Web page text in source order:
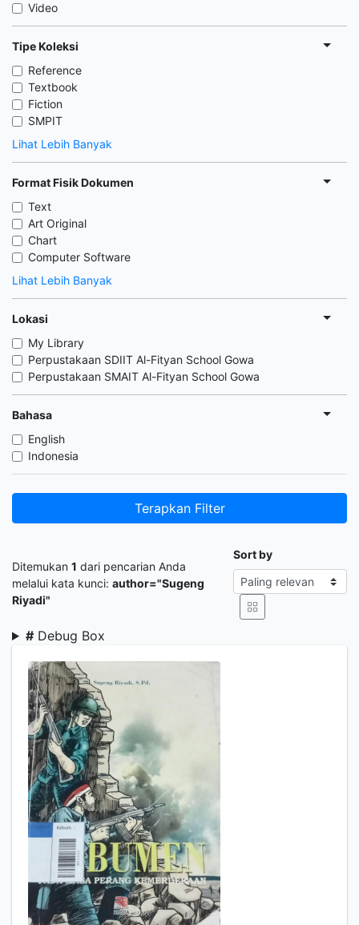
Video
Tipe Koleksi
Reference
Textbook
Fiction
SMPIT
Lihat Lebih Banyak
Format Fisik Dokumen
Text
Art Original
Chart
Computer Software
Lihat Lebih Banyak
Lokasi
My Library
Perpustakaan SDIIT Al-Fityan School Gowa
Perpustakaan SMAIT Al-Fityan School Gowa
Bahasa
English
Indonesia
Terapkan Filter
Ditemukan 1 dari pencarian Anda
melalui kata kunci: author="Sugeng
Riyadi"
Sort by
# Debug Box